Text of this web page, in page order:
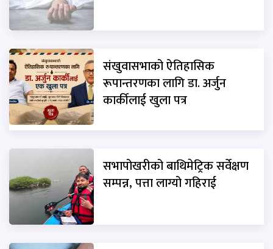
संखुवासभाको ऐतिहासिक
रूपान्तरणका लागि डा. अर्जुन
कार्कीलाई खुला पत्र
सभापोखरीको बाथिमेट्रिक सर्वेक्षण
सम्पन्न, पत्ता लाग्यो गहिराई